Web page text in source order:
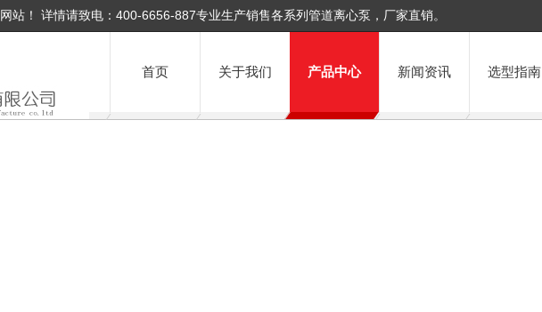
网站！ 详情请致电： 400-6656-887专业生产销售各系列管道离心泵，厂家直销。
首页 关于我们 产品中心 新闻资讯 选型指南